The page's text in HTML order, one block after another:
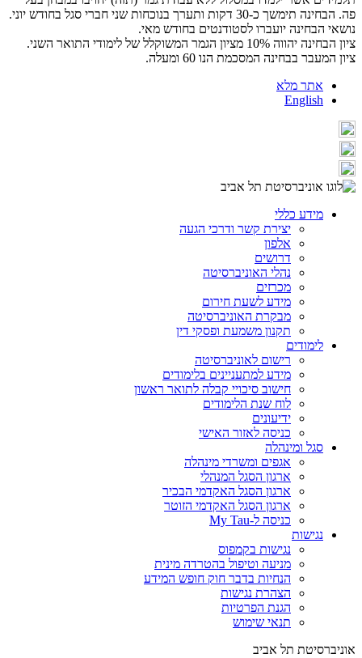
פה. הבחינה תימשך כ-30 דקות ותערך בנוכחות שני חברי סגל בחודש יוני.
נושאי הבחינה יועברו לסטודנטים בחודש מאי.
ציון הבחינה יהווה 10% מציון הגמר המשוקלל של לימודי התואר השני.
ציון המעבר בבחינה המסכמת הנו 60 ומעלה.
אתר מלא
English
מידע כללי
יצירת קשר ודרכי הגעה
אלפון
דרושים
נהלי האוניברסיטה
מכרזים
מידע לשעת חירום
מבקרת האוניברסיטה
תקנון משמעת ופסקי דין
לימודים
רישום לאוניברסיטה
מידע למתעניינים בלימודים
חישוב סיכויי קבלה לתואר ראשון
לוח שנת הלימודים
ידיעונים
כניסה לאזור האישי
סגל ומינהלה
אגפים ומשרדי מינהלה
ארגון הסגל המנהלי
ארגון הסגל האקדמי הבכיר
ארגון הסגל האקדמי הזוטר
כניסה ל-My Tau
נגישות
נגישות בקמפוס
מניעה וטיפול בהטרדה מינית
הנחיות בדבר חוק חופש המידע
הצהרת נגישות
הגנת הפרטיות
תנאי שימוש
אוניברסיטת תל אביב